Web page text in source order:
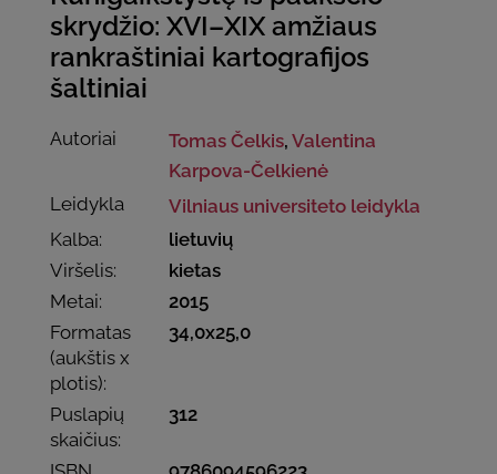
skrydžio: XVI–XIX amžiaus
rankraštiniai kartografijos
šaltiniai
Autoriai Tomas Čelkis,Valentina
Karpova-Čelkienė
Leidykla
Vilniaus universiteto leidykla
Kalba:
lietuvių
Viršelis:
kietas
Metai:
2015
Formatas
(aukštis x
plotis):
34,0x25,0
Puslapių
skaičius:
312